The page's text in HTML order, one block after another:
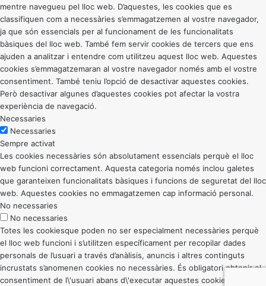
mentre navegueu pel lloc web. D’aquestes, les cookies que es
classifiquen com a necessàries s’emmagatzemen al vostre navegador,
ja que són essencials per al funcionament de les funcionalitats
bàsiques del lloc web. També fem servir cookies de tercers que ens
ajuden a analitzar i entendre com utilitzeu aquest lloc web. Aquestes
cookies s’emmagatzemaran al vostre navegador només amb el vostre
consentiment. També teniu l’opció de desactivar aquestes cookies.
Però desactivar algunes d’aquestes cookies pot afectar la vostra
experiència de navegació.
Necessaries
Necessaries
Sempre activat
Les cookies necessàries són absolutament essencials perquè el lloc
web funcioni correctament. Aquesta categoria només inclou galetes
que garanteixen funcionalitats bàsiques i funcions de seguretat del lloc
web. Aquestes cookies no emmagatzemen cap informació personal.
No necessaries
No necessaries
Totes les cookiesque poden no ser especialment necessàries perquè
el lloc web funcioni i s’utilitzen específicament per recopilar dades
personals de l’usuari a través d’anàlisis, anuncis i altres continguts
incrustats s’anomenen cookies no necessàries. És obligatori obtenir el
consentiment de l\'usuari abans d\'executar aquestes cookies al vostre